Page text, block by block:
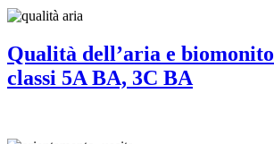
Qualità dell’aria e
classi 5A BA, 3C BA